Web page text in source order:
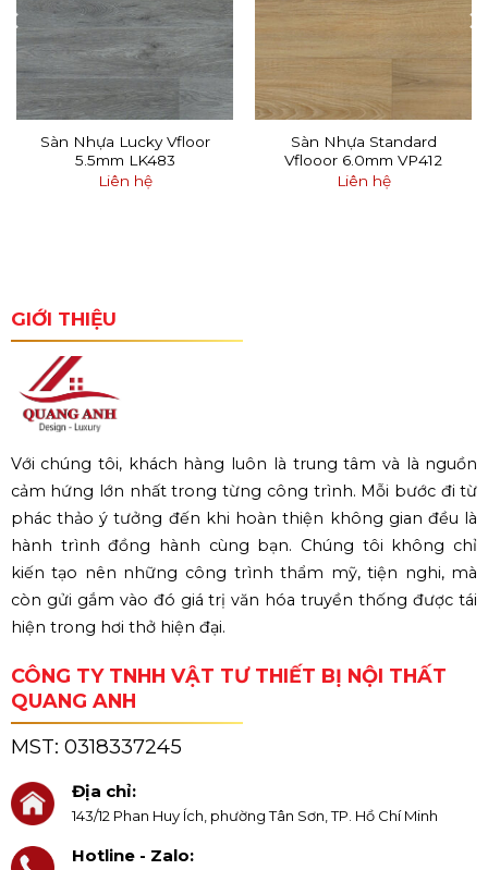
Sàn Nhựa Lucky Vfloor
5.5mm LK483
Liên hệ
Sàn Nhựa Standard
Vflooor 6.0mm VP412
Liên hệ
GIỚI THIỆU
Với chúng tôi, khách hàng luôn là trung tâm và là nguồn
cảm hứng lớn nhất trong từng công trình. Mỗi bước đi từ
phác thảo ý tưởng đến khi hoàn thiện không gian đều là
hành trình đồng hành cùng bạn. Chúng tôi không chỉ
kiến tạo nên những công trình thẩm mỹ, tiện nghi, mà
còn gửi gắm vào đó giá trị văn hóa truyền thống được tái
hiện trong hơi thở hiện đại.
CÔNG TY TNHH VẬT TƯ THIẾT BỊ NỘI THẤT
QUANG ANH
MST: 0318337245
Địa chỉ:
143/12 Phan Huy Ích, phường Tân Sơn, TP. Hồ Chí Minh
Hotline - Zalo: